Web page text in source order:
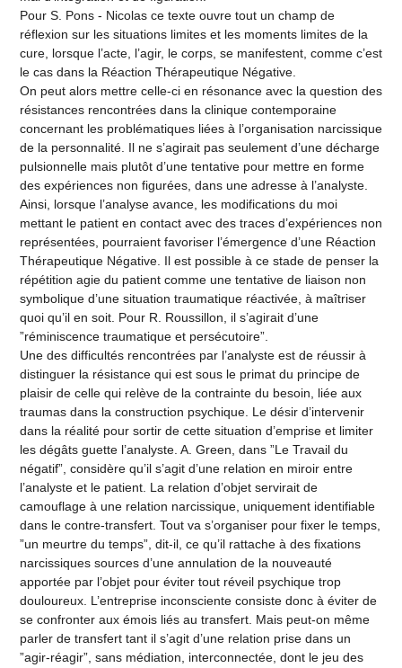
Pour S. Pons - Nicolas ce texte ouvre tout un champ de
réflexion sur les situations limites et les moments limites de la
cure, lorsque l’acte, l’agir, le corps, se manifestent, comme c’est
le cas dans la Réaction Thérapeutique Négative.
On peut alors mettre celle-ci en résonance avec la question des
résistances rencontrées dans la clinique contemporaine
concernant les problématiques liées à l’organisation narcissique
de la personnalité. Il ne s’agirait pas seulement d’une décharge
pulsionnelle mais plutôt d’une tentative pour mettre en forme
des expériences non figurées, dans une adresse à l’analyste.
Ainsi, lorsque l’analyse avance, les modifications du moi
mettant le patient en contact avec des traces d’expériences non
représentées, pourraient favoriser l’émergence d’une Réaction
Thérapeutique Négative. Il est possible à ce stade de penser la
répétition agie du patient comme une tentative de liaison non
symbolique d’une situation traumatique réactivée, à maîtriser
quoi qu’il en soit. Pour R. Roussillon, il s’agirait d’une
”réminiscence traumatique et persécutoire”.
Une des difficultés rencontrées par l’analyste est de réussir à
distinguer la résistance qui est sous le primat du principe de
plaisir de celle qui relève de la contrainte du besoin, liée aux
traumas dans la construction psychique. Le désir d’intervenir
dans la réalité pour sortir de cette situation d’emprise et limiter
les dégâts guette l’analyste. A. Green, dans ”Le Travail du
négatif”, considère qu’il s’agit d’une relation en miroir entre
l’analyste et le patient. La relation d’objet servirait de
camouflage à une relation narcissique, uniquement identifiable
dans le contre-transfert. Tout va s’organiser pour fixer le temps,
”un meurtre du temps”, dit-il, ce qu’il rattache à des fixations
narcissiques sources d’une annulation de la nouveauté
apportée par l’objet pour éviter tout réveil psychique trop
douloureux. L’entreprise inconsciente consiste donc à éviter de
se confronter aux émois liés au transfert. Mais peut-on même
parler de transfert tant il s’agit d’une relation prise dans un
”agir-réagir”, sans médiation, interconnectée, dont le jeu des